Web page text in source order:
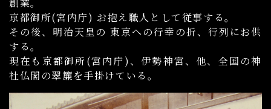
京都御所(宮内庁) お抱え職人として従事する。
その後、明治天皇の 東京への行幸の折、行列にお供
する。
現在も京都御所(宮内庁)、伊勢神宮、他、全国の神
社仏閣の翠簾を手掛けている。